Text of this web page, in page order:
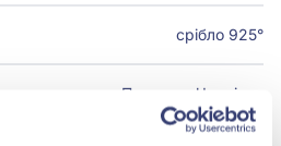
срібло 925°
Позолота Чорніння